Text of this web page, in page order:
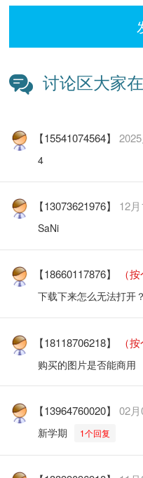
讨论区大家
【15541074564】
4
【13073621976】 12
SaNi
【18660117876】 （
下载下来怎么无法打开
【18118706218】 （
购买的图片是否能商用
【13964760020】02
新学期 1个回复